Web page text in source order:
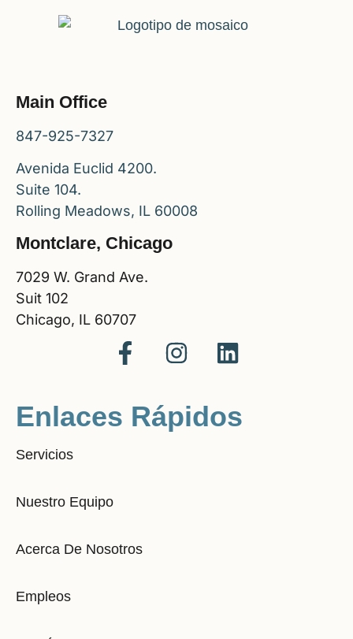
Main Office
847-925-7327
Avenida Euclid 4200.
Suite 104.
Rolling Meadows, IL 60008
Montclare, Chicago
7029 W. Grand Ave.
Suit 102
Chicago, IL 60707
Enlaces Rápidos
Servicios
Nuestro Equipo
Acerca De Nosotros
Empleos